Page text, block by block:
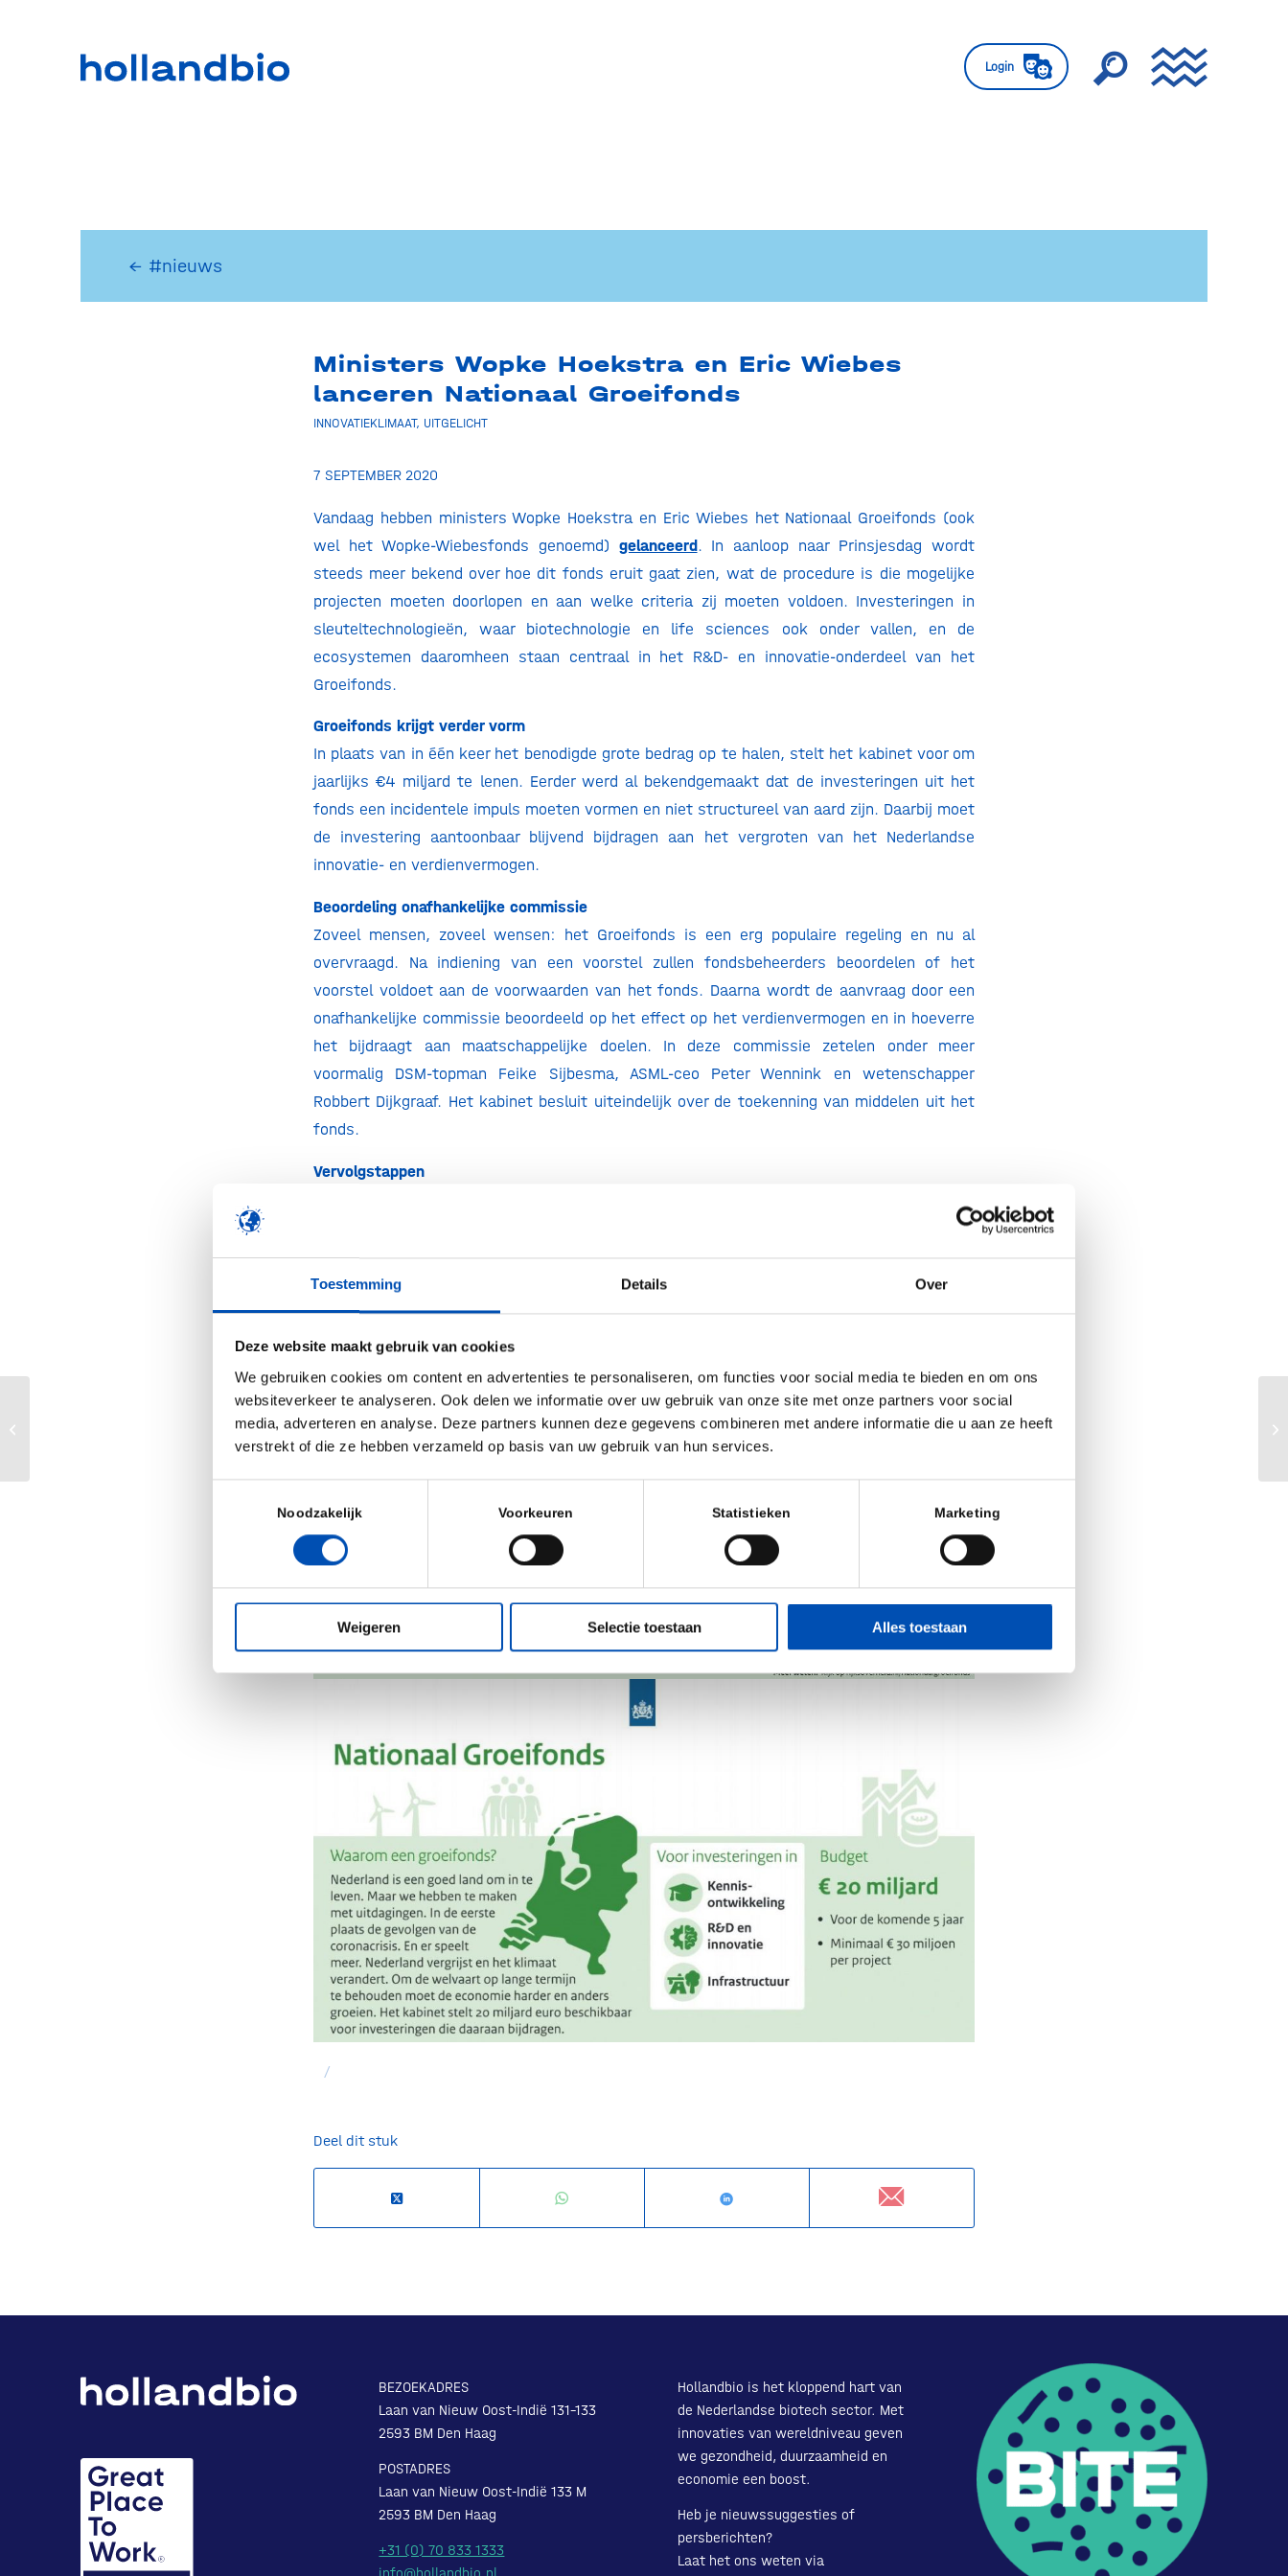
Toestemming Details Over
Deze website maakt gebruik van cookies
We gebruiken cookies om content en advertenties te personaliseren, om functies voor social media te bieden en om ons
websiteverkeer te analyseren. Ook delen we informatie over uw gebruik van onze site met onze partners voor social
media, adverteren en analyse. Deze partners kunnen deze gegevens combineren met andere informatie die u aan ze heeft
verstrekt of die ze hebben verzameld op basis van uw gebruik van hun services.
Noodzakelijk Voorkeuren Statistieken Marketing
Weigeren Selectie toestaan Alles toestaan
Login
← #nieuws
Ministers Wopke Hoekstra en Eric Wiebes
lanceren Nationaal Groeifonds
INNOVATIEKLIMAAT, UITGELICHT
7 SEPTEMBER 2020
Vandaag hebben ministers Wopke Hoekstra en Eric Wiebes het Nationaal Groeifonds (ook
wel het Wopke-Wiebesfonds genoemd) gelanceerd. In aanloop naar Prinsjesdag wordt
steeds meer bekend over hoe dit fonds eruit gaat zien, wat de procedure is die mogelijke
projecten moeten doorlopen en aan welke criteria zij moeten voldoen. Investeringen in
sleuteltechnologieën, waar biotechnologie en life sciences ook onder vallen, en de
ecosystemen daaromheen staan centraal in het R&D- en innovatie-onderdeel van het
Groeifonds.
Groeifonds krijgt verder vorm
In plaats van in één keer het benodigde grote bedrag op te halen, stelt het kabinet voor om
jaarlijks €4 miljard te lenen. Eerder werd al bekendgemaakt dat de investeringen uit het
fonds een incidentele impuls moeten vormen en niet structureel van aard zijn. Daarbij moet
de investering aantoonbaar blijvend bijdragen aan het vergroten van het Nederlandse
innovatie- en verdienvermogen.
Beoordeling onafhankelijke commissie
Zoveel mensen, zoveel wensen: het Groeifonds is een erg populaire regeling en nu al
overvraagd. Na indiening van een voorstel zullen fondsbeheerders beoordelen of het
voorstel voldoet aan de voorwaarden van het fonds. Daarna wordt de aanvraag door een
onafhankelijke commissie beoordeeld op het effect op het verdienvermogen en in hoeverre
het bijdraagt aan maatschappelijke doelen. In deze commissie zetelen onder meer
voormalig DSM-topman Feike Sijbesma, ASML-ceo Peter Wennink en wetenschapper
Robbert Dijkgraaf. Het kabinet besluit uiteindelijk over de toekenning van middelen uit het
fonds.
Vervolgstappen
begrotingsbehandeling van het ministerie van EZK. Daarbij heeft het kabinet ook
aangegeven alvast een start te willen maken met enkele projecten. Op korte termijn zullen
dus al de eerste projecten bekendgemaakt worden.
/
Deel dit stuk
BEZOEKADRES
Laan van Nieuw Oost-Indië 131-133
2593 BM Den Haag
POSTADRES
Laan van Nieuw Oost-Indië 133 M
2593 BM Den Haag
+31 (0) 70 833 1333
Hollandbio is het kloppend hart van
de Nederlandse biotech sector. Met
innovaties van wereldniveau geven
we gezondheid, duurzaamheid en
economie een boost.
Heb je nieuwssuggesties of
persberichten?
Laat het ons weten via